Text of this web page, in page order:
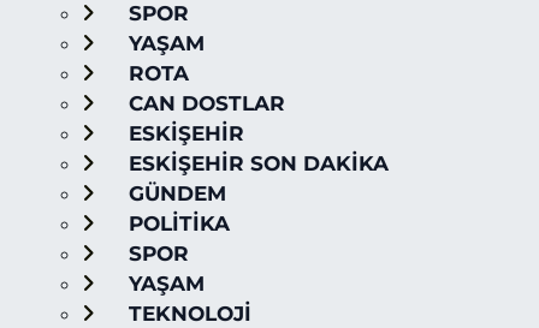
SPOR
YAŞAM
ROTA
CAN DOSTLAR
ESKİŞEHİR
ESKİŞEHİR SON DAKİKA
GÜNDEM
POLİTİKA
SPOR
YAŞAM
TEKNOLOJİ